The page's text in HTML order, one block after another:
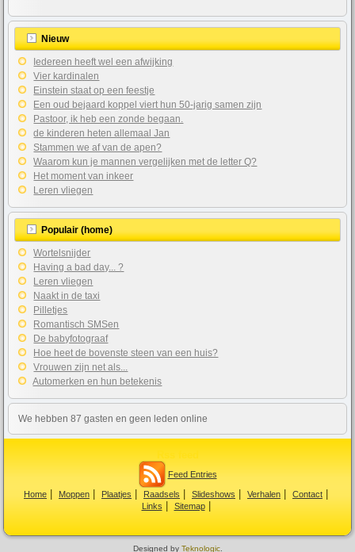
Nieuw
Iedereen heeft wel een afwijking
Vier kardinalen
Einstein staat op een feestje
Een oud bejaard koppel viert hun 50-jarig samen zijn
Pastoor, ik heb een zonde begaan.
de kinderen heten allemaal Jan
Stammen we af van de apen?
Waarom kun je mannen vergelijken met de letter Q?
Het moment van inkeer
Leren vliegen
Populair (home)
Wortelsnijder
Having a bad day... ?
Leren vliegen
Naakt in de taxi
Pilletjes
Romantisch SMSen
De babyfotograaf
Hoe heet de bovenste steen van een huis?
Vrouwen zijn net als...
Automerken en hun betekenis
We hebben 87 gasten en geen leden online
Feed Entries
Home Moppen Plaatjes Raadsels Slideshows Verhalen
Contact
Links
Sitemap
Designed by Teknologic.